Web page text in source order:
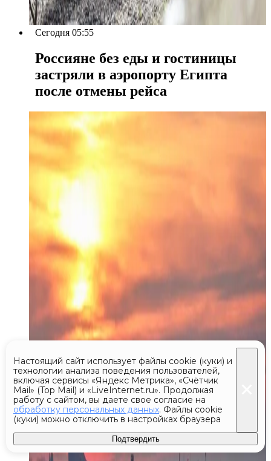
Сегодня 05:55
Россияне без еды и гостиницы
застряли в аэропорту Египта
после отмены рейса
Настоящий сайт использует файлы cookie (куки) и
технологии анализа поведения пользователей,
включая сервисы «Яндекс Метрика», «Счётчик
Mail» (Top Mail) и «LiveInternet.ru». Продолжая
работу с сайтом, вы даете свое согласие на
обработку персональных данных. Файлы cookie
(куки) можно отключить в настройках браузера
Подтвердить